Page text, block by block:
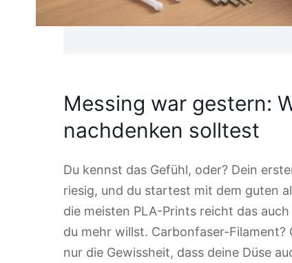
Messing war gestern:
nachdenken solltest
Du kennst das Gefühl, oder? Dein
riesig, und du startest mit dem guten
die meisten PLA-Prints reicht das
du mehr willst. Carbonfaser-
nur die Gewissheit, dass deine Düse